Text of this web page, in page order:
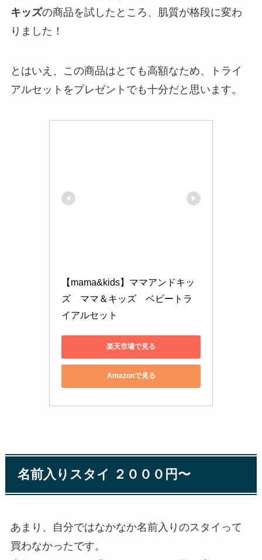
キッズの商品を試したところ、肌質が格段に変わ
りました！
とはいえ、この商品はとても高額なため、トライ
アルセットをプレゼントでも十分だと思います。
【mama&kids】ママアンドキッ
ズ　ママ＆キッズ　ベビートラ
イアルセット
楽天市場で見る
Amazonで見る
名前入りスタイ ２０００円〜
あまり、自分ではなかなか名前入りのスタイって
買わなかったです。